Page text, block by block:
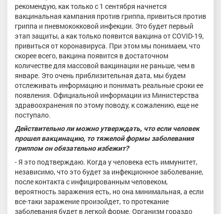
рекомендую, как только с 1 сентября начнется
вакцинальная кампания против гриппа, привиться против
гриппа и пневмококковой инфекции. Это будет первый
этап защиты, а как только появится вакцина от CОVID-19,
привиться от коронавируса. При этом мы понимаем, что
скорее всего, вакцина появится в достаточном
количестве для массовой вакцинации не раньше, чем в
январе. Это очень приблизительная дата, мы будем
отслеживать информацию и понимать реальные сроки ее
появления. Официальной информации из Министерства
здравоохранения по этому поводу, к сожалению, еще не
поступало.
Действительно ли можно утверждать, что если человек
прошел вакцинацию, то тяжелой формы заболевания
гриппом он обязательно избежит?
- Я это подтверждаю. Когда у человека есть иммунитет,
независимо, что это будет за инфекционное заболевание,
после контакта с инфицированным человеком,
вероятность заражения есть, но она минимальная, а если
все-таки заражение произойдет, то протекание
заболевания будет в легкой форме. Организм гораздо